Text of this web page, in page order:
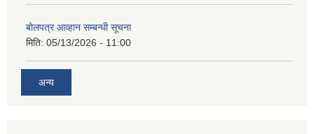
बोलपत्र आव्हान सम्बन्धी सूचना
मिति: 05/13/2026 - 11:00
अन्य